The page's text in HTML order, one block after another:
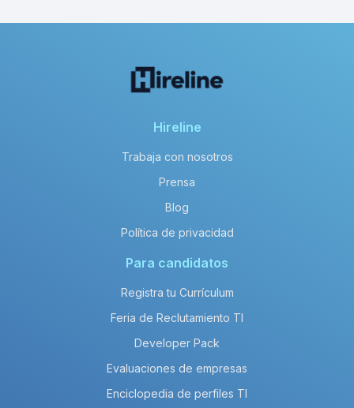
Hireline
Trabaja con nosotros
Prensa
Blog
Política de privacidad
Para candidatos
Registra tu Currículum
Feria de Reclutamiento TI
Developer Pack
Evaluaciones de empresas
Enciclopedia de perfiles TI